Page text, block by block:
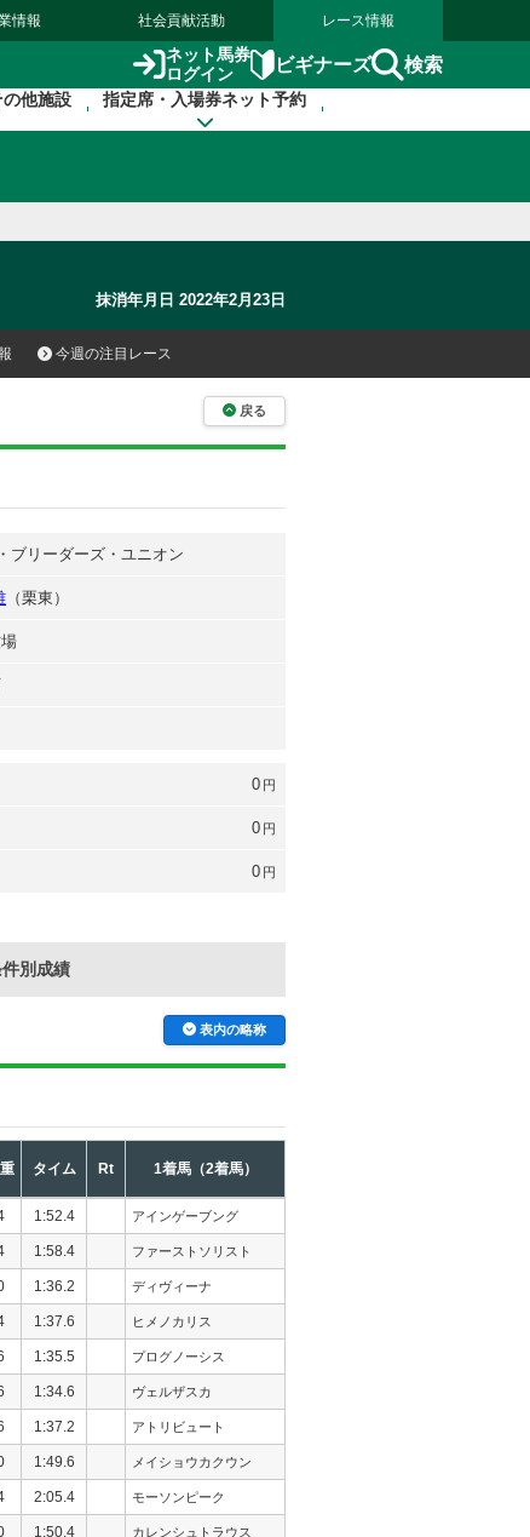
情報 社会貢献活動 レース情報
ネット馬券
ログイン
ビギナーズ 検索
他施設 指定席・入場券ネット予約
抹消年月日 2022年2月23日
今週の注目レース
戻る
ブリーダーズ・ユニオン
（栗東）
0 円
0 円
0 円
別成績
表内の略称
タイム Rt 1着馬（2着馬）
1:52.4 アインゲーブング
1:58.4 ファーストソリスト
1:36.2 ディヴィーナ
1:37.6 ヒメノカリス
1:35.5 プログノーシス
1:34.6 ヴェルザスカ
1:37.2 アトリビュート
1:49.6 メイショウカクウン
2:05.4 モーソンピーク
1:50.4 カレンシュトラウス